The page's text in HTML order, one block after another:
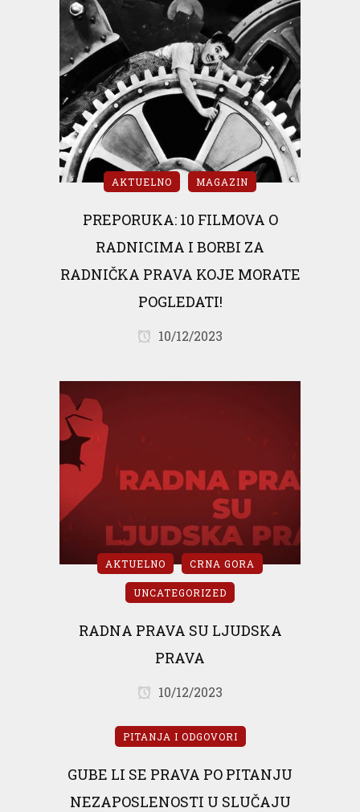
AKTUELNO MAGAZIN
PREPORUKA: 10 FILMOVA O
RADNICIMA I BORBI ZA
RADNIČKA PRAVA KOJE MORATE
POGLEDATI!
10/12/2023
AKTUELNO CRNA GORA
UNCATEGORIZED
RADNA PRAVA SU LJUDSKA
PRAVA
10/12/2023
PITANJA I ODGOVORI
GUBE LI SE PRAVA PO PITANJU
NEZAPOSLENOSTI U SLUČAJU